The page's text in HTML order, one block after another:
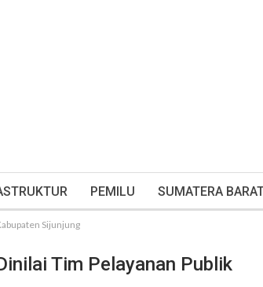
PEMILU SUMATERA
Sijunjung
Tim Pelayanan Publik